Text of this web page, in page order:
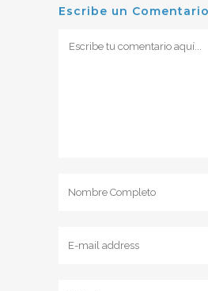
Escribe un Comentario